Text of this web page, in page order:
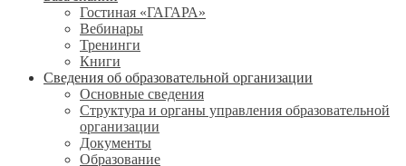
Гостиная «ГАГАРА»
Вебинары
Тренинги
Книги
Сведения об образовательной организации
Основные сведения
Структура и органы управления образовательной
организации
Документы
Образование